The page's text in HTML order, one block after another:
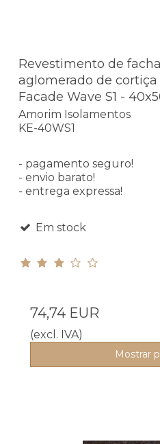
Revestimento de
aglomerado de
Facade Wave S1 -
Amorim Isolamentos
KE-40WS1
- pagamento seguro!
- envio barato!
- entrega expressa!
Em stock
74,74 EUR
(excl. IVA)
Mostrar